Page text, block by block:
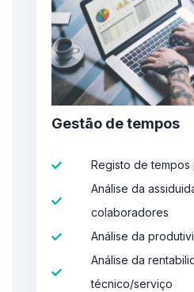
Gestão de tempos
Registo de
Análise da
colaboradores
Análise da
Análise da
técnico/serviço